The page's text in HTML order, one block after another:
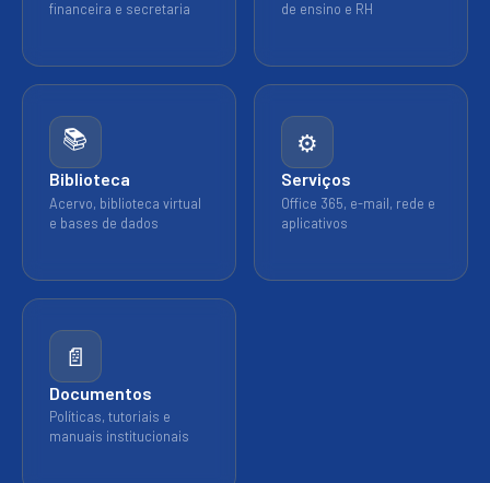
financeira e secretaria
de ensino e RH
📚
Biblioteca
Acervo, biblioteca virtual
e bases de dados
⚙
Serviços
Office 365, e-mail, rede e
aplicativos
📄
Documentos
Políticas, tutoriais e
manuais institucionais